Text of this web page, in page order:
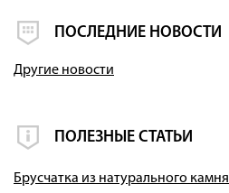
ПОСЛЕДНИЕ НОВОСТИ
Другие новости
ПОЛЕЗНЫЕ СТАТЬИ
Брусчатка из натурального камня